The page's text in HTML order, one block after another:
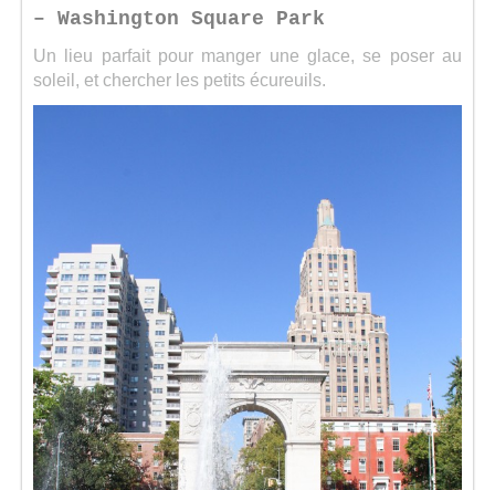
– Washington Square Park
Un lieu parfait pour manger une glace, se poser au
soleil, et chercher les petits écureuils.